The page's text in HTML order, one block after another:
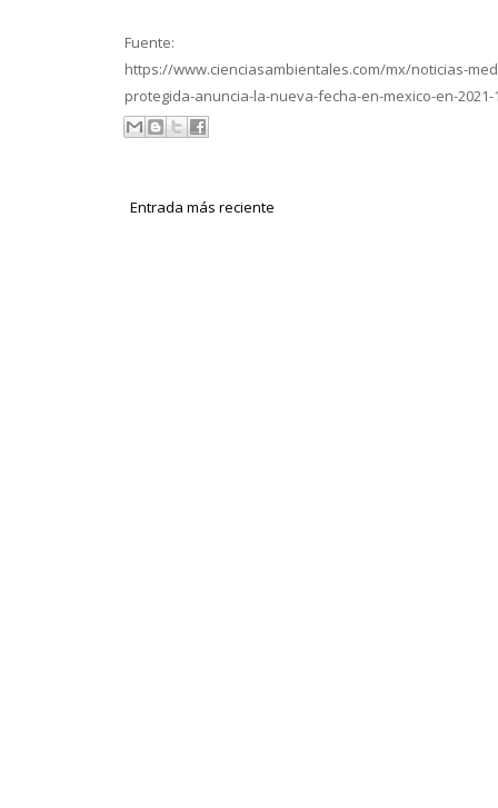
Fuente:
https://www.cienciasambientales.com/mx/noticias-
protegida-anuncia-la-nueva-fecha-en-mexico-en-2021-
Entrada más reciente